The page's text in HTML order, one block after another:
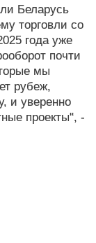
Беларусь
торговли со
года уже
почти
мы
рубеж,
и уверенно
проекты", -